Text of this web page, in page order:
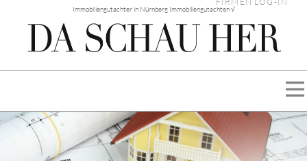
Immobiliengutachter in Nürnberg Immobiliengutachten √